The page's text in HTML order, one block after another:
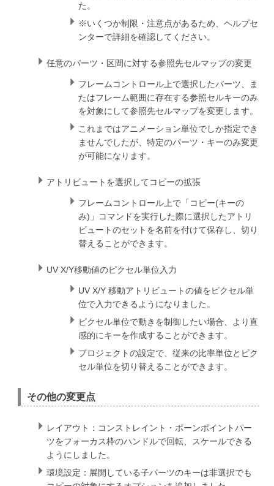
た。
※いくつか制限・注意点があるため、ヘルプセ
ンターで詳細を確認してください。
任意のパーツ・区間に対する参照先セルマップの変更
フレームコントロール上で選択したパーツ、ま
たはフレーム範囲に存在する参照セルキーのみ
を対象にして参照先セルマップを変更します。
これまではアニメーション単位でしか指定でき
ませんでしたが、特定のパーツ・キーのみ変更
が可能になります。
アトリビュートを選択してコピーの拡張
フレームコントロール上で「コピー(キーの
み)」コマンドを実行した際に選択したアトリ
ビュートのセットを名前を付けて保存し、切り
替えることができます。
UV X/Y移動値のピクセル単位入力
UV X/Y 移動アトリビュートの値をピクセル単
位で入力できるようになりました。
ピクセル単位で動きを制御したい場合、より直
感的にキーを作成することができます。
プロジェクトの設定で、従来の比率単位とピク
セル単位を切り替えることができます。
その他の変更点
レイアウト：コンストレイント・ボーンポイントパー
ツをフォーカス枠のハンドルで回転、スケールできる
ようにしました。
環境設定：展開している子パーツのキーは非選択でも